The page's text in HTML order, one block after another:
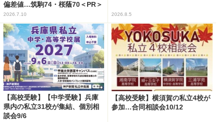
偏差値…筑駒74・桜蔭70＜PR＞
2026.7.10 2026.8.5
【高校受験】【中学受験】兵庫
県内の私立31校が集結、個別相
談会9/6
【高校受験】横須賀の私立4校が
参加…合同相談会10/12